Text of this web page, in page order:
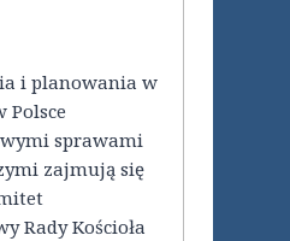
i planowania w
Polsce
sprawami
zajmują się
Rady Kościoła